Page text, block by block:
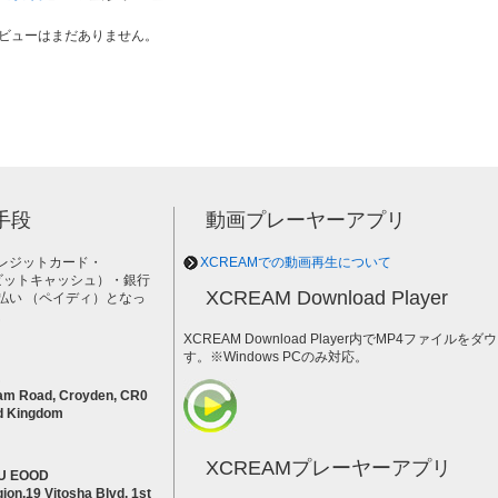
ューはまだありません。
段
ジットカード・
ットキャッシュ）・銀行
い （ペイディ）となっ
Road, Croyden, CR0
Kingdom
EOOD
Vitosha Blvd, 1st
動画プレーヤーアプリ
XCREAMでの動画再生について
XCREAM Download Player
XCREAM Download Player内でMP4ファイルをダ
す。※Windows PCのみ対応。
XCREAMプレーヤーアプリ